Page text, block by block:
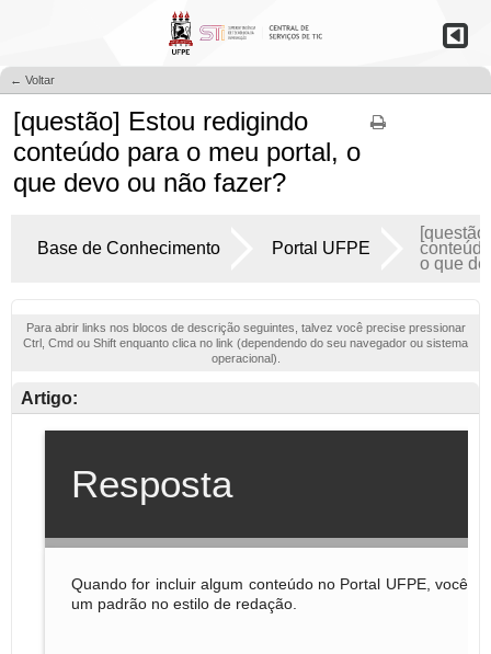
← Voltar
[questão] Estou redigindo
conteúdo para o meu portal, o
que devo ou não fazer?
Base de Conhecimento Portal UFPE
o que
Para abrir links nos blocos de descrição seguintes, talvez você precise pressionar
Ctrl, Cmd ou Shift enquanto clica no link (dependendo do seu navegador ou sistema
operacional).
Artigo: